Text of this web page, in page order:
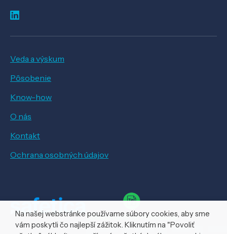
Veda a výskum
Pôsobenie
Know-how
O nás
Kontakt
Ochrana osobných údajov
Na našej webstránke používame súbory cookies, aby sme
vám poskytli čo najlepší zážitok. Kliknutím na "Povoliť